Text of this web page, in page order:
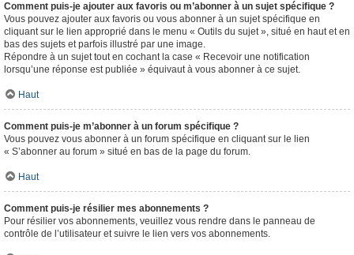
Comment puis-je ajouter aux favoris ou m’abonner à un sujet spécifique ?
Vous pouvez ajouter aux favoris ou vous abonner à un sujet spécifique en
cliquant sur le lien approprié dans le menu « Outils du sujet », situé en haut et en
bas des sujets et parfois illustré par une image.
Répondre à un sujet tout en cochant la case « Recevoir une notification
lorsqu’une réponse est publiée » équivaut à vous abonner à ce sujet.
Haut
Comment puis-je m’abonner à un forum spécifique ?
Vous pouvez vous abonner à un forum spécifique en cliquant sur le lien
« S’abonner au forum » situé en bas de la page du forum.
Haut
Comment puis-je résilier mes abonnements ?
Pour résilier vos abonnements, veuillez vous rendre dans le panneau de
contrôle de l’utilisateur et suivre le lien vers vos abonnements.